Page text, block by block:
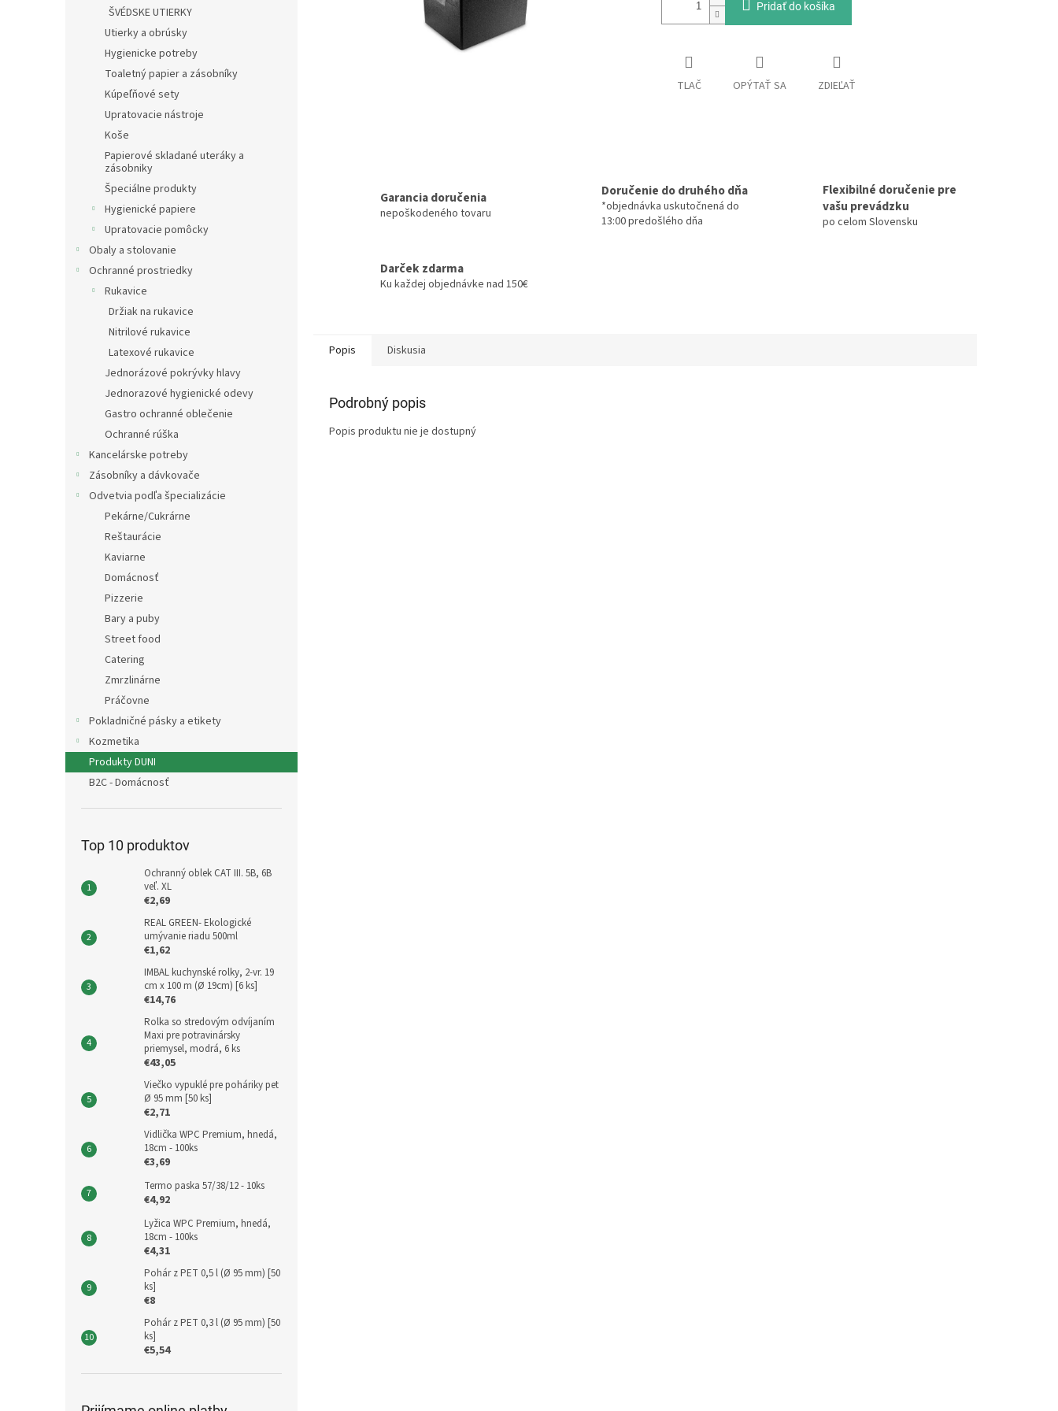
ŠVÉDSKE UTIERKY
Utierky a obrúsky
Hygienicke potreby
Toaletný papier a zásobníky
Kúpeľňové sety
Upratovacie nástroje
Koše
Papierové skladané uteráky a
zásobniky
Špeciálne produkty
Hygienické papiere
Upratovacie pomôcky
Obaly a stolovanie
Ochranné prostriedky
Rukavice
Držiak na rukavice
Nitrilové rukavice
Latexové rukavice
Jednorázové pokrývky hlavy
Jednorazové hygienické odevy
Gastro ochranné oblečenie
Ochranné rúška
Kancelárske potreby
Zásobníky a dávkovače
Odvetvia podľa špecializácie
Pekárne/Cukrárne
Reštaurácie
Kaviarne
Domácnosť
Pizzerie
Bary a puby
Street food
Catering
Zmrzlinárne
Práčovne
Pokladničné pásky a etikety
Kozmetika
Produkty DUNI
B2C - Domácnosť
Top 10 produktov
Ochranný oblek CAT III. 5B, 6B
veľ. XL
€2,69
REAL GREEN- Ekologické
umývanie riadu 500ml
€1,62
IMBAL kuchynské rolky, 2-vr. 19
cm x 100 m (Ø 19cm) [6 ks]
€14,76
Rolka so stredovým odvíjaním
Maxi pre potravinársky
priemysel, modrá, 6 ks
€43,05
Viečko vypuklé pre poháriky pet
Ø 95 mm [50 ks]
€2,71
Vidlička WPC Premium, hnedá,
18cm - 100ks
€3,69
Termo paska 57/38/12 - 10ks
€4,92
Lyžica WPC Premium, hnedá,
18cm - 100ks
€4,31
Pohár z PET 0,5 l (Ø 95 mm) [50
ks]
€8
Pohár z PET 0,3 l (Ø 95 mm) [50
ks]
€5,54
Pridať do košíka
TLAČ OPÝTAŤ SA ZDIEĽAŤ
Garancia doručenia
nepoškodeného tovaru
Doručenie do druhého dňa
*objednávka uskutočnená do
13:00 predošlého dňa
Flexibilné doručenie pre
vašu prevádzku
po celom Slovensku
Darček zdarma
Ku každej objednávke nad 150€
Popis Diskusia
Podrobný popis
Popis produktu nie je dostupný